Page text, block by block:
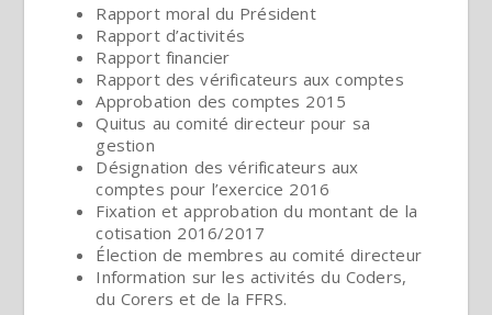
Rapport moral du Président
Rapport d’activités
Rapport financier
Rapport des vérificateurs aux comptes
Approbation des comptes 2015
Quitus au comité directeur pour sa
gestion
Désignation des vérificateurs aux
comptes pour l’exercice 2016
Fixation et approbation du montant de la
cotisation 2016/2017
Élection de membres au comité directeur
Information sur les activités du Coders,
du Corers et de la FFRS.